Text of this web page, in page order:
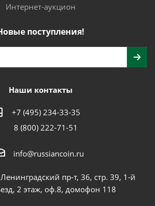
Интернет-аукцион
поступления!
Наши контакты
+7 (495) 234-33-35
8 (800) 222-71-51
info@russiancoin.ru
пр-т, 36, стр. 39, 1-й
2 этаж, оф.8, домофон 118